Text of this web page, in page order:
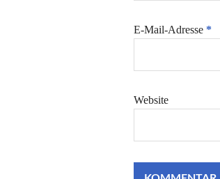
E-Mail-Adresse *
Website